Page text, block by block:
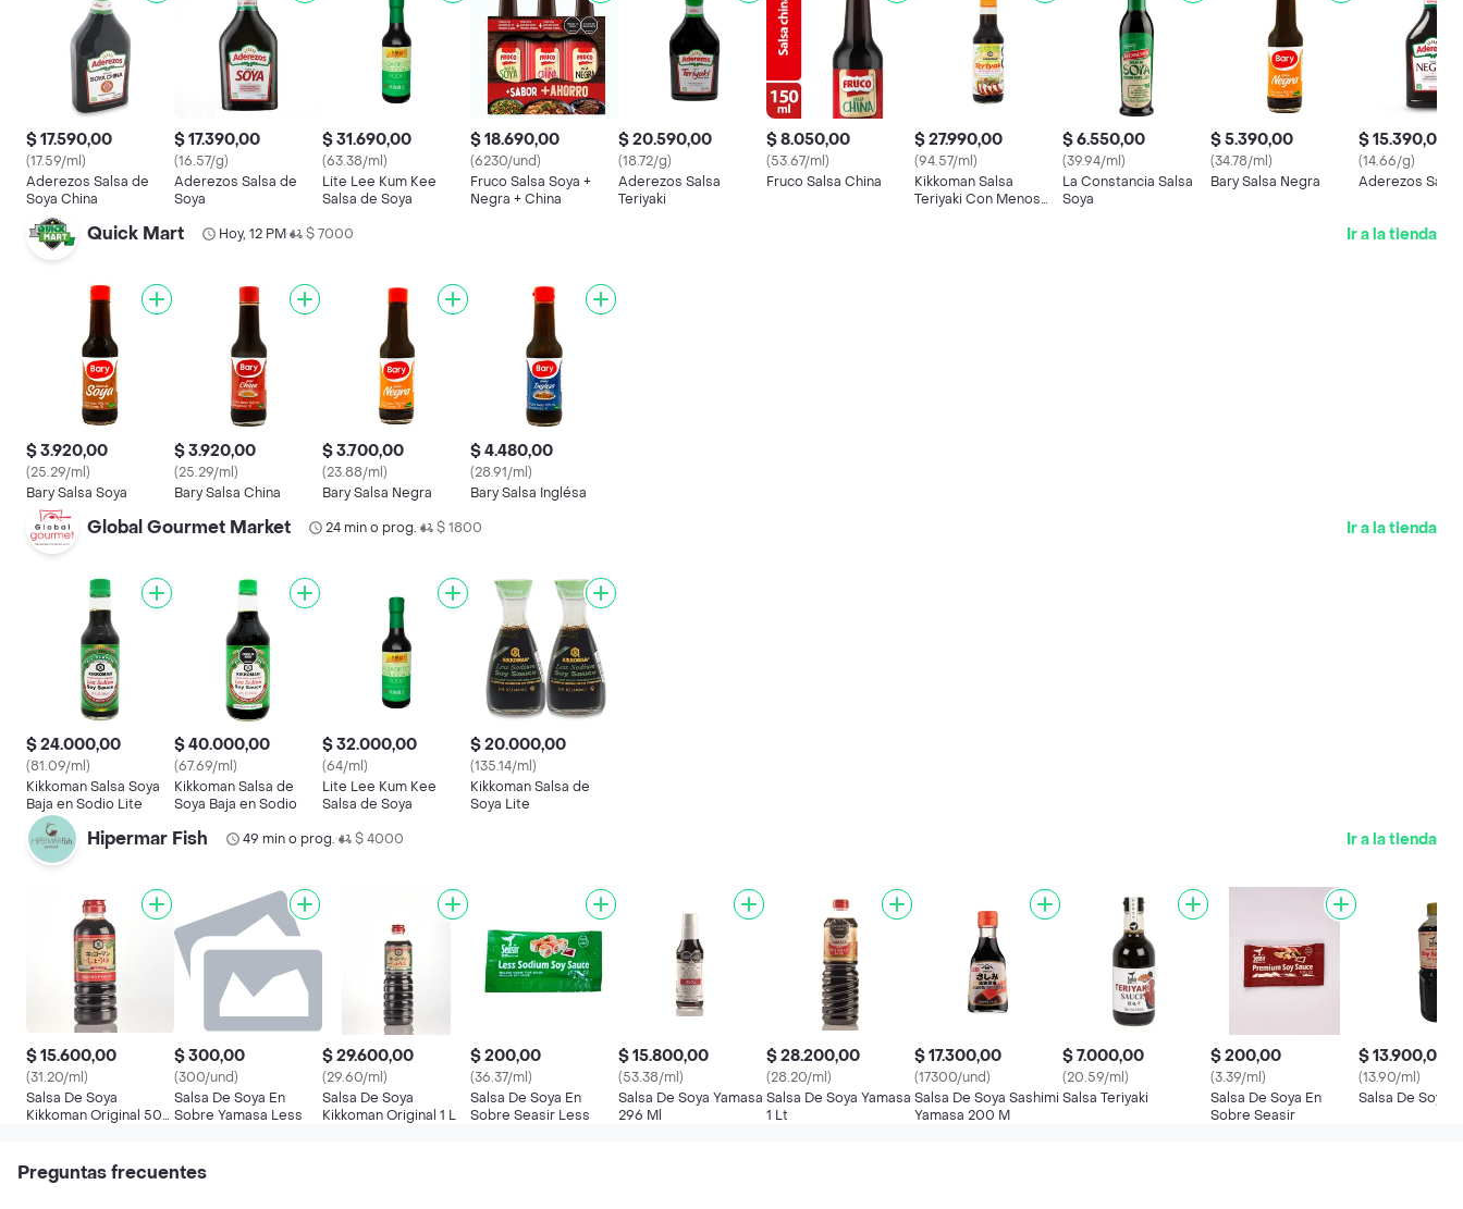
$ 17.590,00
(17.59/ml)
Aderezos Salsa de
Soya China
$ 17.390,00
(16.57/g)
Aderezos Salsa de
Soya
$ 31.690,00
(63.38/ml)
Lite Lee Kum Kee
Salsa de Soya
$ 18.690,00
(6230/und)
Fruco Salsa Soya +
Negra + China
$ 20.590,00
(18.72/g)
Aderezos Salsa
Teriyaki
$ 8.050,00
(53.67/ml)
Fruco Salsa China
$ 27.990,00
(94.57/ml)
Kikkoman Salsa
Teriyaki Con Menos
$ 6.550,00
(39.94/ml)
La Constancia Salsa
Soya
$ 5.390,00
(34.78/ml)
Bary Salsa Negra
$ 15.390,00
(14.66/g)
Aderezos
Quick Mart Hoy, 12 PM• $ 7000 Ir a la tienda
$ 3.920,00
(25.29/ml)
Bary Salsa Soya
$ 3.920,00
(25.29/ml)
Bary Salsa China
$ 3.700,00
(23.88/ml)
Bary Salsa Negra
$ 4.480,00
(28.91/ml)
Bary Salsa Inglésa
Global Gourmet Market 24 min o prog.• $ 1800 Ir a la tienda
$ 24.000,00
(81.09/ml)
Kikkoman Salsa Soya
Baja en Sodio Lite
$ 40.000,00
(67.69/ml)
Kikkoman Salsa de
Soya Baja en Sodio
$ 32.000,00
(64/ml)
Lite Lee Kum Kee
Salsa de Soya
$ 20.000,00
(135.14/ml)
Kikkoman Salsa de
Soya Lite
Hipermar Fish 49 min o prog.• $ 4000 Ir a la tienda
$ 15.600,00
(31.20/ml)
Salsa De Soya
Kikkoman Original 500
$ 300,00
(300/und)
Salsa De Soya En
Sobre Yamasa Less
$ 29.600,00
(29.60/ml)
Salsa De Soya
Kikkoman Original 1 L
$ 200,00
(36.37/ml)
Salsa De Soya En
Sobre Seasir Less
$ 15.800,00
(53.38/ml)
Salsa De Soya Yamasa
296 Ml
$ 28.200,00
(28.20/ml)
Salsa De Soya Yamasa
1 Lt
$ 17.300,00
(17300/und)
Salsa De Soya Sashimi
Yamasa 200 M
$ 7.000,00
(20.59/ml)
Salsa Teriyaki
$ 200,00
(3.39/ml)
Salsa De Soya En
Sobre Seasir
$ 13.900,00
(13.90/ml)
Salsa De Soya
Preguntas frecuentes